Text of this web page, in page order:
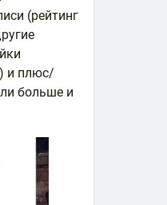
(рейтинг
и плюс/
больше и